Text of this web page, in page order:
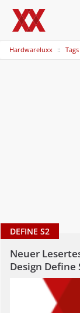
Hardwareluxx Tags
DEFINE S2
Neuer
Design Define